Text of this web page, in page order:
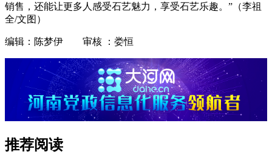
销售，还能让更多人感受石艺魅力，享受石艺乐趣。”（李祖
全/文图）
编辑：陈梦伊 审核 ：娄恒
推荐阅读